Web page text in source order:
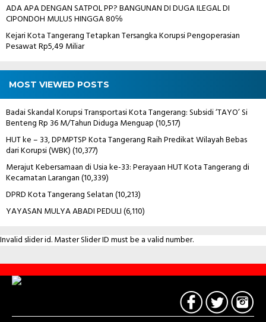
ADA APA DENGAN SATPOL PP? BANGUNAN DI DUGA ILEGAL DI
CIPONDOH MULUS HINGGA 80℅
Kejari Kota Tangerang Tetapkan Tersangka Korupsi Pengoperasian
Pesawat Rp5,49 Miliar
MOST VIEWED POSTS
Badai Skandal Korupsi Transportasi Kota Tangerang: Subsidi ‘TAYO’ Si
Benteng Rp 36 M/Tahun Diduga Menguap(10,517)
HUT ke – 33, DPMPTSP Kota Tangerang Raih Predikat Wilayah Bebas
dari Korupsi (WBK)(10,377)
Merajut Kebersamaan di Usia ke-33: Perayaan HUT Kota Tangerang di
Kecamatan Larangan(10,339)
DPRD Kota Tangerang Selatan(10,213)
YAYASAN MULYA ABADI PEDULI(6,110)
Invalid slider id. Master Slider ID must be a valid number.
Contact
Us